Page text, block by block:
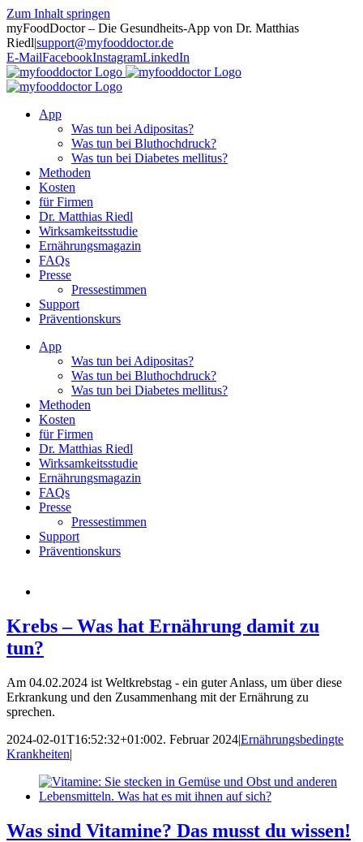
Zum Inhalt springen
myFoodDoctor – Die Gesundheits-App von Dr. Matthias
Riedl|support@myfooddoctor.de
E-MailFacebookInstagramLinkedIn
App
Was tun bei Adipositas?
Was tun bei Bluthochdruck?
Was tun bei Diabetes mellitus?
Methoden
Kosten
für Firmen
Dr. Matthias Riedl
Wirksamkeitsstudie
Ernährungsmagazin
FAQs
Presse
Pressestimmen
Support
Präventionskurs
App
Was tun bei Adipositas?
Was tun bei Bluthochdruck?
Was tun bei Diabetes mellitus?
Methoden
Kosten
für Firmen
Dr. Matthias Riedl
Wirksamkeitsstudie
Ernährungsmagazin
FAQs
Presse
Pressestimmen
Support
Präventionskurs
Krebs – Was hat Ernährung damit zu
tun?
Am 04.02.2024 ist Weltkrebstag - ein guter Anlass, um über diese
Erkrankung und den Zusammenhang mit der Ernährung zu
sprechen.
2024-02-01T16:52:32+01:002. Februar 2024|Ernährungsbedingte
Krankheiten|
Was sind Vitamine? Das musst du wissen!